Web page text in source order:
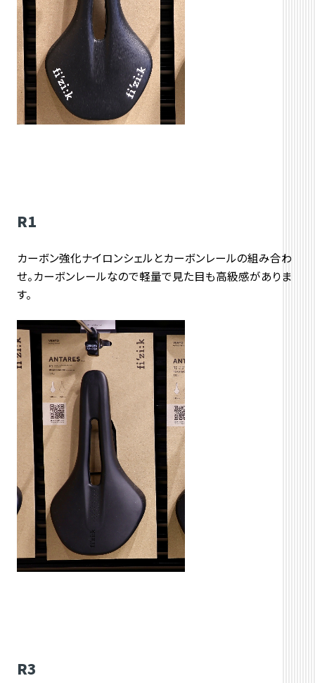
R1
カーボン強化ナイロンシェルとカーボンレールの組み合わ
せ。カーボンレールなので軽量で見た目も高級感がありま
す。
R3